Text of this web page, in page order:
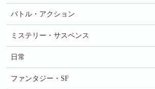
バトル・アクション
ミステリー・サスペンス
日常
ファンタジー・SF